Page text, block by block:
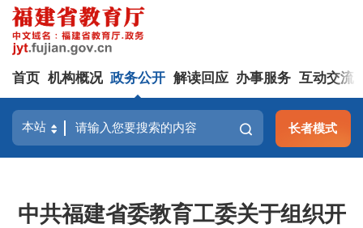
首页 机构概况 政务公开 解读回应 办事服务 互动交流
长者模式
中共福建省委教育工委关于组织开